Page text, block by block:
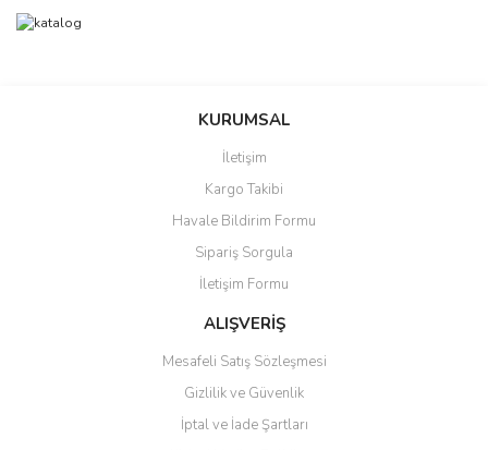
Bu ürüne ilk yorumu siz yapın!
Ürün hakkında henüz soru sorulmamış.
Ürün resmi kalitesiz, bozuk veya görüntülenemiyor.
Ürün açıklamasında eksik bilgiler bulunuyor.
Ürün bilgilerinde hatalar bulunuyor.
Ürün fiyatı diğer sitelerden daha pahalı.
Bu ürüne benzer farklı alternatifler olmalı.
KURUMSAL
İletişim
Kargo Takibi
Havale Bildirim Formu
Sipariş Sorgula
İletişim Formu
ALIŞVERİŞ
Mesafeli Satış Sözleşmesi
Gizlilik ve Güvenlik
İptal ve İade Şartları